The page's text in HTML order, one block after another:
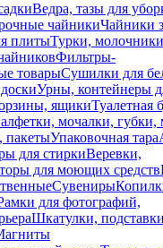
Ведра, тазы для
чайникиЧайники
плитыТурки, молочники
Фильтры-
товарыСушилки для
Урны, контейнеры
ящикиТуалетная
мочалки, губки,
пакетыУпаковочная тара
для стиркиВеревки,
для моющих средств
Сувениры
для фотографий,
Шкатулки,